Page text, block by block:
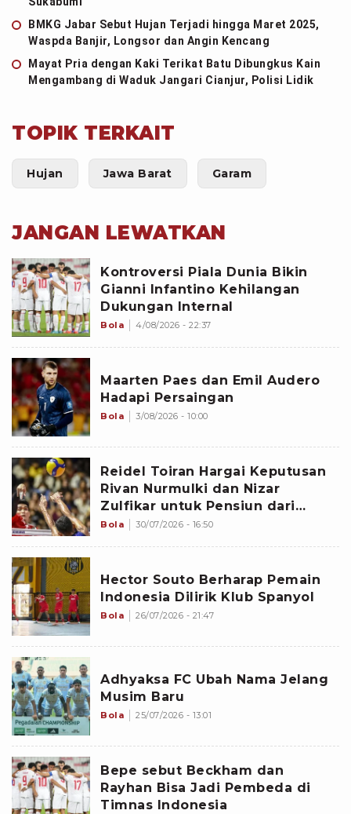
BMKG Jabar Sebut Hujan Terjadi hingga Maret 2025,
Waspda Banjir, Longsor dan Angin Kencang
Mayat Pria dengan Kaki Terikat Batu Dibungkus Kain
Mengambang di Waduk Jangari Cianjur, Polisi Lidik
TOPIK TERKAIT
Hujan Jawa Barat Garam
JANGAN LEWATKAN
Kontroversi Piala Dunia Bikin
Gianni Infantino Kehilangan
Dukungan Internal
Bola 4/08/2026 - 22:37
Maarten Paes dan Emil Audero
Hadapi Persaingan
Bola 3/08/2026 - 10:00
Reidel Toiran Hargai Keputusan
Rivan Nurmulki dan Nizar
Zulfikar untuk Pensiun dari
Timnas Voli Indonesia
Bola 30/07/2026 - 16:50
Hector Souto Berharap Pemain
Indonesia Dilirik Klub Spanyol
Bola 26/07/2026 - 21:47
Adhyaksa FC Ubah Nama Jelang
Musim Baru
Bola 25/07/2026 - 13:01
Bepe sebut Beckham dan
Rayhan Bisa Jadi Pembeda di
Timnas Indonesia